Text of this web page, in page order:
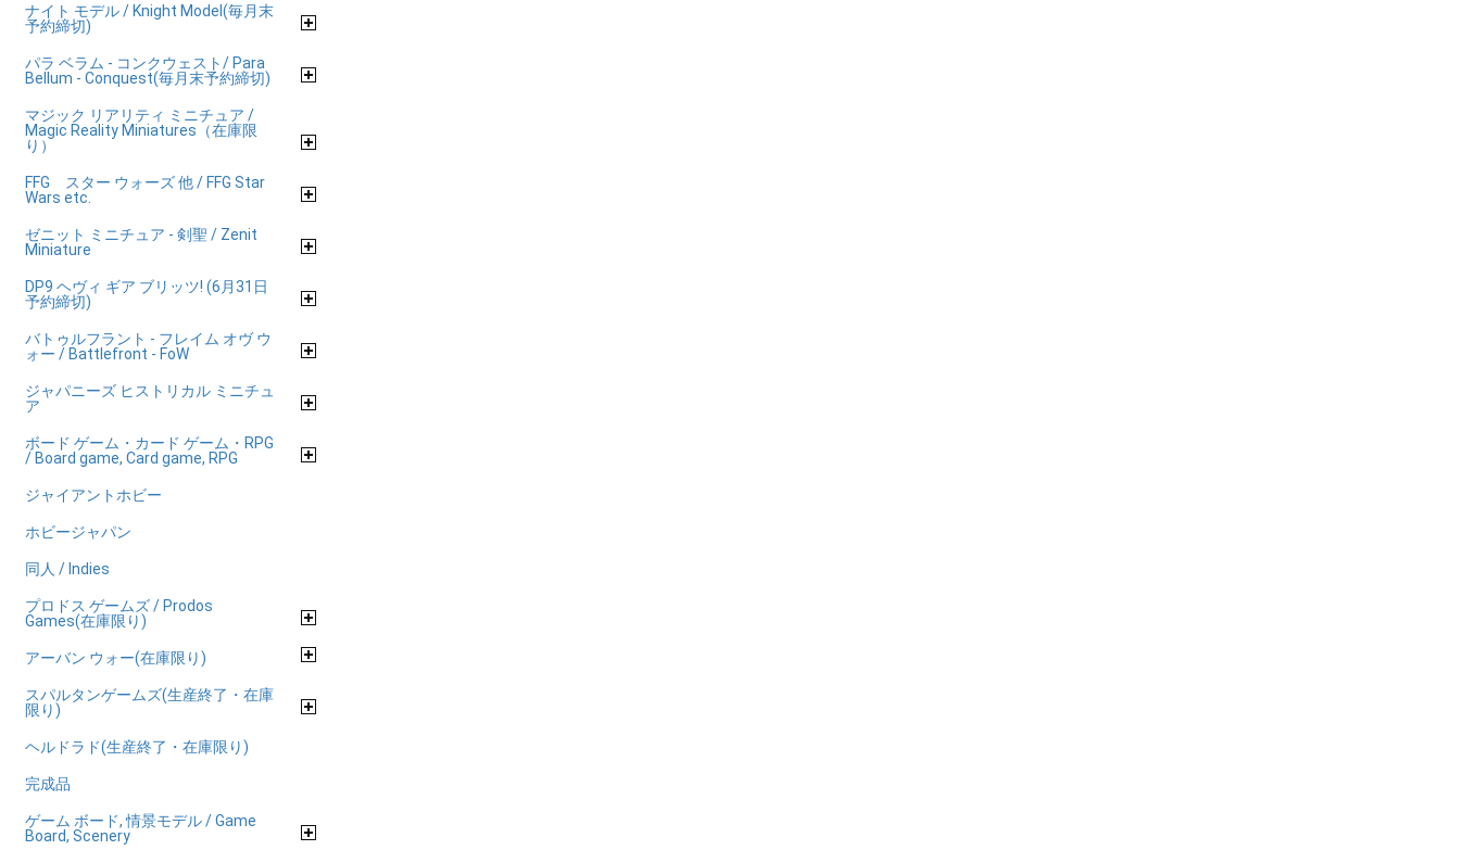
ナイト モデル / Knight Model(毎月末
予約締切)
パラ ベラム - コンクウェスト/ Para
Bellum - Conquest(毎月末予約締切)
マジック リアリティ ミニチュア /
Magic Reality Miniatures（在庫限
り）
FFG スター ウォーズ 他 / FFG Star
Wars etc.
ゼニット ミニチュア - 剣聖 / Zenit
Miniature
DP9 ヘヴィ ギア ブリッツ! (6月31日
予約締切)
バトゥルフラント - フレイム オヴ ウ
ォー / Battlefront - FoW
ジャパニーズ ヒストリカル ミニチュ
ア
ボード ゲーム・カード ゲーム・RPG
/ Board game, Card game, RPG
ジャイアントホビー
ホビージャパン
同人 / Indies
プロドス ゲームズ / Prodos
Games(在庫限り)
アーバン ウォー(在庫限り)
スパルタンゲームズ(生産終了・在庫
限り)
ヘルドラド(生産終了・在庫限り)
完成品
ゲーム ボード, 情景モデル / Game
Board, Scenery